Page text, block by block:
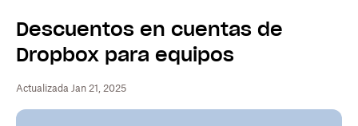
Descuentos en cuentas de
Dropbox para equipos
Actualizada Jan 21, 2025